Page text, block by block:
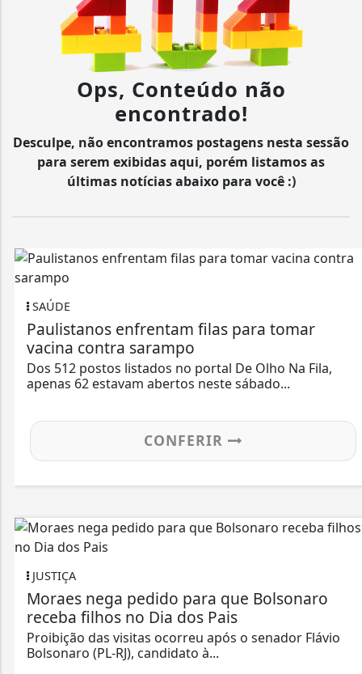
Ops, Conteúdo não
encontrado!
Desculpe, não encontramos postagens nesta sessão
para serem exibidas aqui, porém listamos as
últimas notícias abaixo para você :)
SAÚDE
Paulistanos enfrentam filas para tomar
vacina contra sarampo
Dos 512 postos listados no portal De Olho Na Fila,
apenas 62 estavam abertos neste sábado...
CONFERIR
JUSTIÇA
Moraes nega pedido para que Bolsonaro
receba filhos no Dia dos Pais
Proibição das visitas ocorreu após o senador Flávio
Bolsonaro (PL-RJ), candidato à...